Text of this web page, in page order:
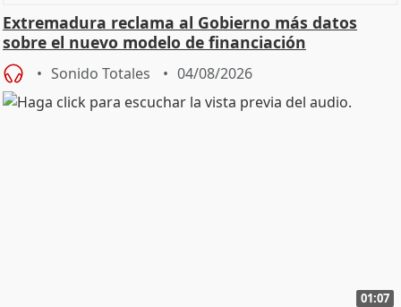
Extremadura reclama al Gobierno más datos
sobre el nuevo modelo de financiación
Sonido Totales 04/08/2026
01:07